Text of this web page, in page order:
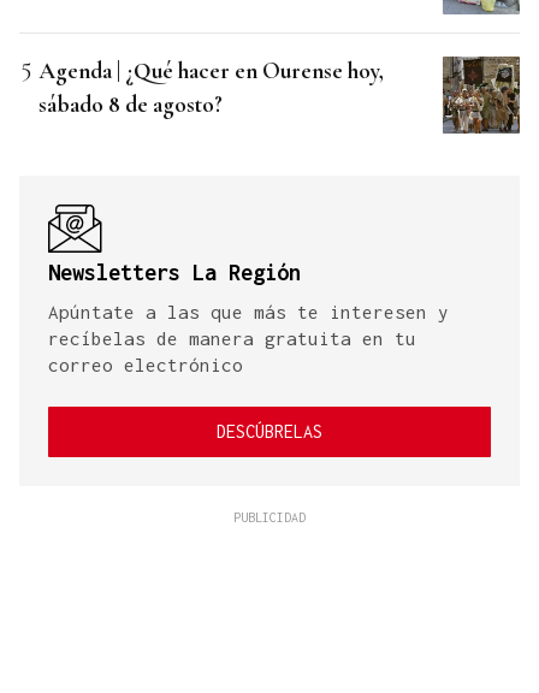
Agenda | ¿Qué hacer en Ourense hoy,
sábado 8 de agosto?
Newsletters La Región
Apúntate a las que más te interesen y
recíbelas de manera gratuita en tu
correo electrónico
DESCÚBRELAS